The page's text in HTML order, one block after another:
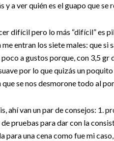
y a ver quién es el guapo que se
difícil pero lo más “difícil” es
entran los siete males: que si
a gustos porque, con 3,5
por lo que quizás un
se nos desmorone todo al
ahí van un par de consejos: 1.
pruebas para dar con la
para una cena como fue mi